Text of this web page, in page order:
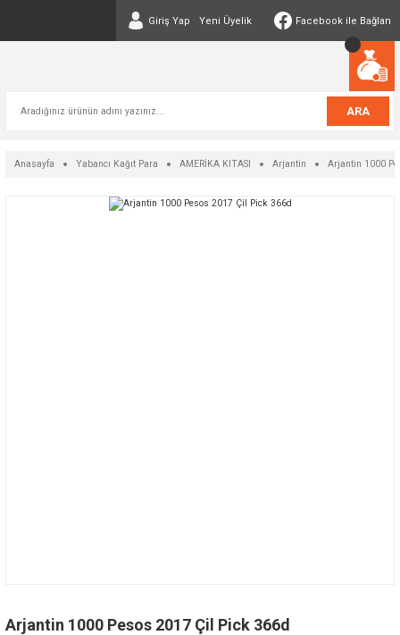
Giriş Yap Yeni Üyelik Facebook ile Bağlan
ARA
Anasayfa Yabancı Kağıt Para AMERİKA KITASI Arjantin Arjantin 1000
Arjantin 1000 Pesos 2017 Çil Pick 366d